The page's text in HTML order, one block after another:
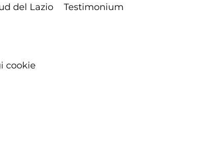
del Lazio Testimonium
cookie